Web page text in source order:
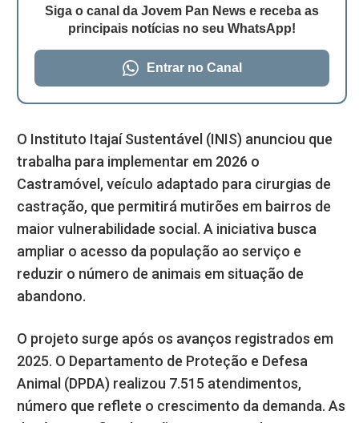
Siga o canal da Jovem Pan News e receba as
principais notícias no seu WhatsApp!
Entrar no Canal
O Instituto Itajaí Sustentável (INIS) anunciou que
trabalha para implementar em 2026 o
Castramóvel, veículo adaptado para cirurgias de
castração, que permitirá mutirões em bairros de
maior vulnerabilidade social. A iniciativa busca
ampliar o acesso da população ao serviço e
reduzir o número de animais em situação de
abandono.
O projeto surge após os avanços registrados em
2025. O Departamento de Proteção e Defesa
Animal (DPDA) realizou 7.515 atendimentos,
número que reflete o crescimento da demanda. As